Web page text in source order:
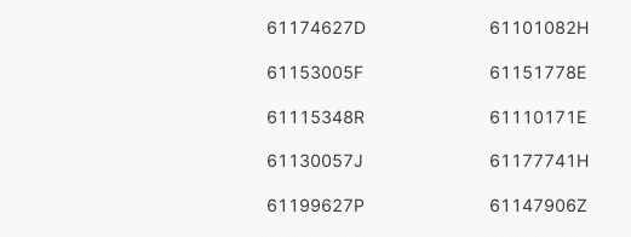
61174627D 61101082H
61153005F 61151778E
61115348R 61110171E
61130057J 61177741H
61199627P 61147906Z